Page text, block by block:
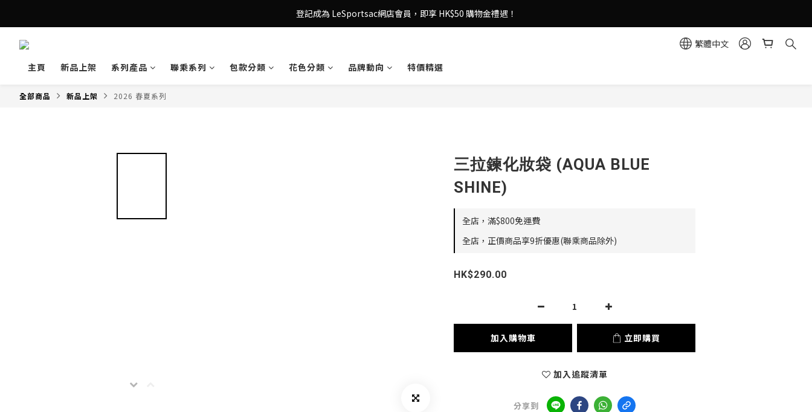
登記成為 LeSportsac網店會員，即享 HK$50 購物金禮遇！
登記成為 LeSportsac網店會員，即享 HK$50 購物金禮遇！
登記成為 LeSportsac網店會員，即享 HK$50 購物金禮遇！
繁體中文
主頁
新品上架 系列產品 聯乘系列 包款分類 花色分類 品牌動向 特價精選
全部商品 新品上架 2026 春夏系列
三拉鍊化妝袋 (AQUA BLUE
SHINE)
全店，滿$800免運費
全店，正價商品享9折優惠(聯乘商品除外)
HK$290.00
加入購物車 立即購買
加入追蹤清單
分享到